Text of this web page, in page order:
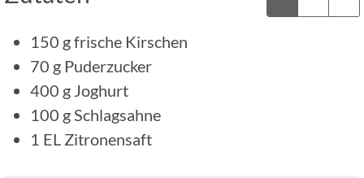
150 gfrische Kirschen
70 g Puderzucker
400 g Joghurt
100 gSchlagsahne
1 EL Zitronensaft